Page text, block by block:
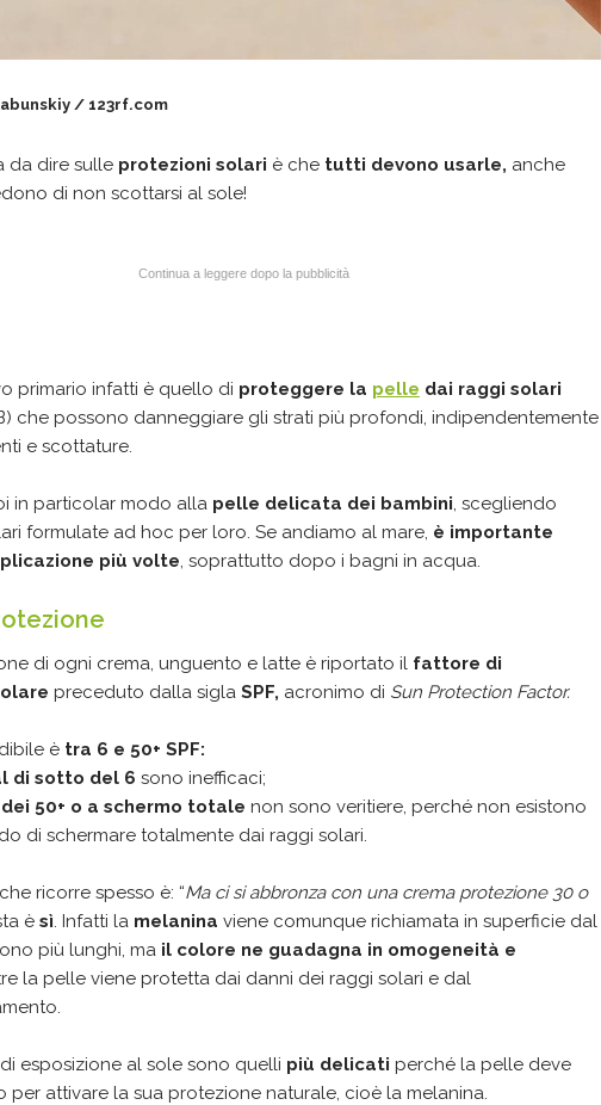
/ 123rf.com
da dire sulle protezioni solari è che tutti devono usarle, anche
di non scottarsi al sole!
Continua a leggere dopo la pubblicità
primario infatti è quello di proteggere la pelle dai raggi solari
che possono danneggiare gli strati più profondi, indipendentemente
e scottature.
in particolar modo alla pelle delicata dei bambini, scegliendo
formulate ad hoc per loro. Se andiamo al mare, è importante
più volte, soprattutto dopo i bagni in acqua.
di ogni crema, unguento e latte è riportato il fattore di
preceduto dalla sigla SPF, acronimo di Sun Protection Factor.
è tra 6 e 50+ SPF:
di sotto del 6 sono inefficaci;
50+ o a schermo totale non sono veritiere, perché non esistono
di schermare totalmente dai raggi solari.
ricorre spesso è: “Ma ci si abbronza con una crema protezione 30 o
è sì. Infatti la melanina viene comunque richiamata in superficie dal
più lunghi, ma il colore ne guadagna in omogeneità e
la pelle viene protetta dai danni dei raggi solari e dal
di esposizione al sole sono quelli più delicati perché la pelle deve
per attivare la sua protezione naturale, cioè la melanina.